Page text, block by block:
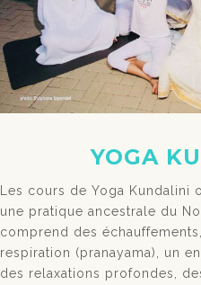
YOGA
Les cours de Yoga
une pratique ancestrale du
comprend des
respiration (pranayama), un
des relaxations profondes,